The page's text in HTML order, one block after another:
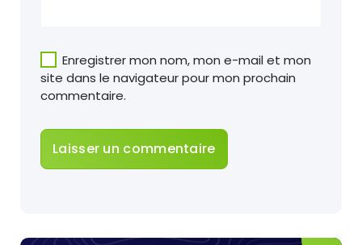
Enregistrer mon nom, mon e-mail et mon
site dans le navigateur pour mon prochain
commentaire.